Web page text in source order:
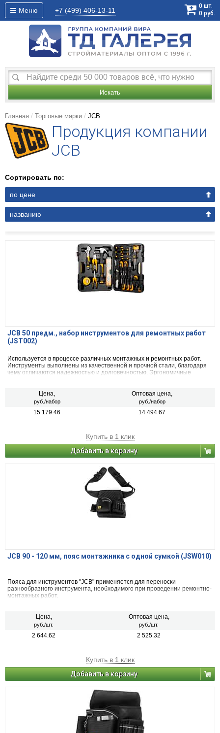
Меню +7 (499) 406-13-11
0 шт.
0 руб.
Искать
Главная Торговые марки JCB
Продукция компании
JCB
Сортировать по:
по цене
названию
JCB 50 предм., набор инструментов для ремонтных работ
(JST002)
Используется в процессе различных монтажных и ремонтных работ.
Инструменты выполнены из качественной и прочной стали, благодаря
чему отличаются надежностью и долговечностью. Эргономичные
Цена,
руб./набор
Оптовая цена,
руб./набор
15 179.46 14 494.67
Купить в 1 клик
Добавить в корзину
JCB 90 - 120 мм, пояс монтажника с одной сумкой (JSW010)
Пояса для инструментов "JCB" применяется для переноски
разнообразного инструмента, необходимого при проведении ремонтно-
монтажных работ.
Цена,
руб./шт.
Оптовая цена,
руб./шт.
2 644.62 2 525.32
Купить в 1 клик
Добавить в корзину